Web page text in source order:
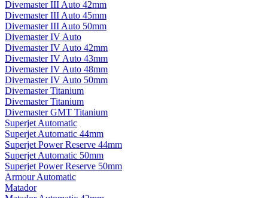
Divemaster III Auto 42mm
Divemaster III Auto 45mm
Divemaster III Auto 50mm
Divemaster IV Auto
Divemaster IV Auto 42mm
Divemaster IV Auto 43mm
Divemaster IV Auto 48mm
Divemaster IV Auto 50mm
Divemaster Titanium
Divemaster Titanium
Divemaster GMT Titanium
Superjet Automatic
Superjet Automatic 44mm
Superjet Power Reserve 44mm
Superjet Automatic 50mm
Superjet Power Reserve 50mm
Armour Automatic
Matador